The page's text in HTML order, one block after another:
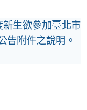
生欲參加臺北市
告附件之說明。